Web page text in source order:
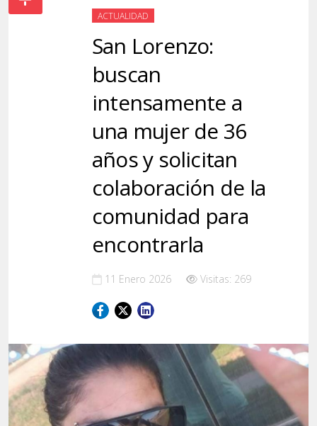
ACTUALIDAD
San Lorenzo:
buscan
intensamente a
una mujer de 36
años y solicitan
colaboración de la
comunidad para
encontrarla
11 Enero 2026 Visitas: 269